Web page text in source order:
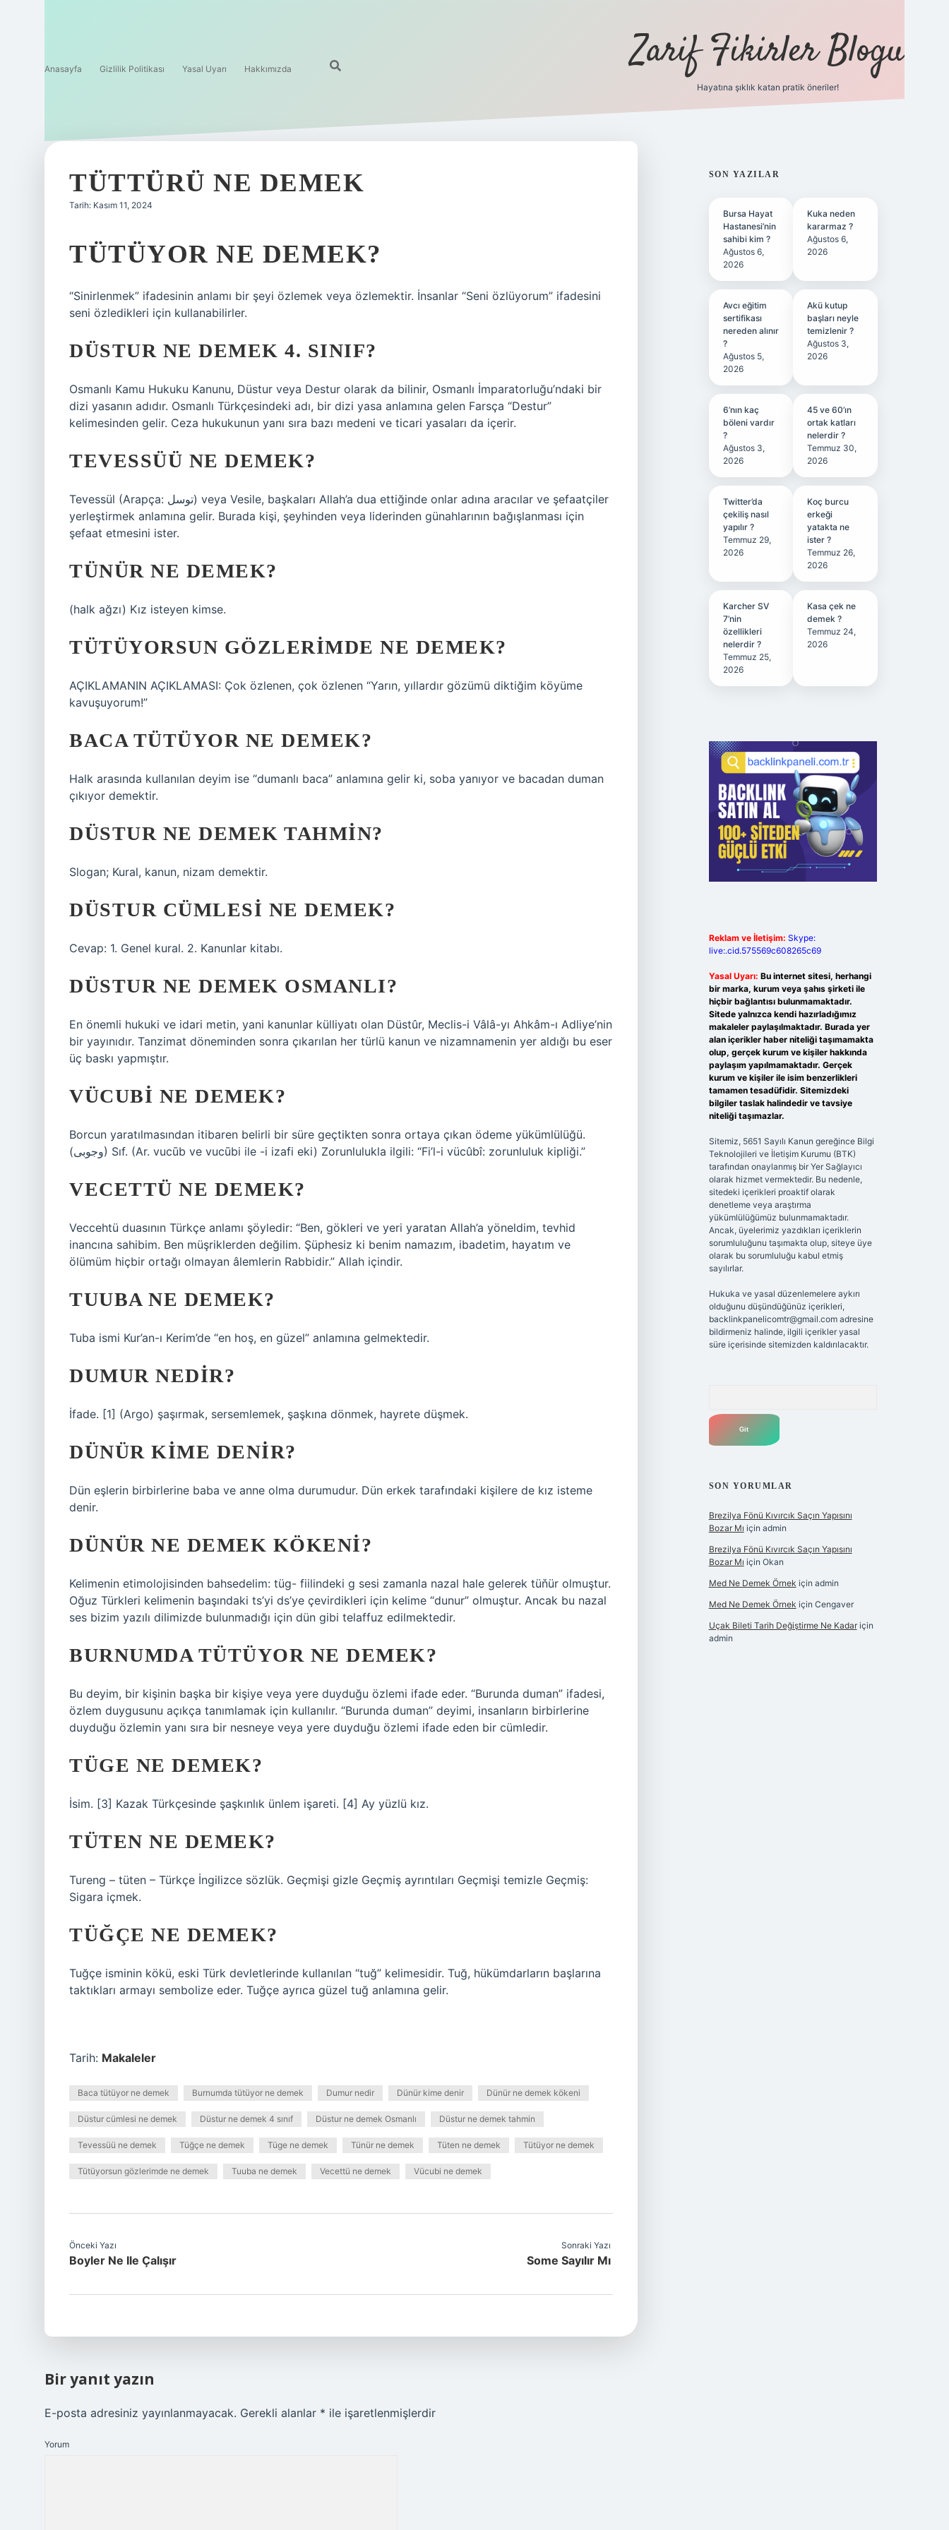
Anasayfa Gizlilik Politikası Yasal Uyarı Hakkımızda Zarif Fikirler Blogu
Hayatına şıklık katan pratik öneriler!
TÜTTÜRÜ NE DEMEK
Tarih: Kasım 11, 2024
TÜTÜYOR NE DEMEK?
“Sinirlenmek” ifadesinin anlamı bir şeyi özlemek veya özlemektir. İnsanlar “Seni özlüyorum” ifadesini
seni özledikleri için kullanabilirler.
DÜSTUR NE DEMEK 4. SINIF?
Osmanlı Kamu Hukuku Kanunu, Düstur veya Destur olarak da bilinir, Osmanlı İmparatorluğu’ndaki bir
dizi yasanın adıdır. Osmanlı Türkçesindeki adı, bir dizi yasa anlamına gelen Farsça “Destur”
kelimesinden gelir. Ceza hukukunun yanı sıra bazı medeni ve ticari yasaları da içerir.
TEVESSÜÜ NE DEMEK?
Tevessül (Arapça: توسل) veya Vesile, başkaları Allah’a dua ettiğinde onlar adına aracılar ve şefaatçiler
yerleştirmek anlamına gelir. Burada kişi, şeyhinden veya liderinden günahlarının bağışlanması için
şefaat etmesini ister.
TÜNÜR NE DEMEK?
(halk ağzı) Kız isteyen kimse.
TÜTÜYORSUN GÖZLERIMDE NE DEMEK?
AÇIKLAMANIN AÇIKLAMASI: Çok özlenen, çok özlenen “Yarın, yıllardır gözümü diktiğim köyüme
kavuşuyorum!”
BACA TÜTÜYOR NE DEMEK?
Halk arasında kullanılan deyim ise “dumanlı baca” anlamına gelir ki, soba yanıyor ve bacadan duman
çıkıyor demektir.
DÜSTUR NE DEMEK TAHMIN?
Slogan; Kural, kanun, nizam demektir.
DÜSTUR CÜMLESI NE DEMEK?
Cevap: 1. Genel kural. 2. Kanunlar kitabı.
DÜSTUR NE DEMEK OSMANLI?
En önemli hukuki ve idari metin, yani kanunlar külliyatı olan Düstûr, Meclis-i Vâlâ-yı Ahkâm-ı Adliye’nin
bir yayınıdır. Tanzimat döneminden sonra çıkarılan her türlü kanun ve nizamnamenin yer aldığı bu eser
üç baskı yapmıştır.
VÜCUBI NE DEMEK?
Borcun yaratılmasından itibaren belirli bir süre geçtikten sonra ortaya çıkan ödeme yükümlülüğü.
(ﻭﺟﻮﺑﻰ) Sıf. (Ar. vucūb ve vucūbі ile -і izafi eki) Zorunlulukla ilgili: “Fi’l-i vücûbî: zorunluluk kipliği.”
VECETTÜ NE DEMEK?
Veccehtü duasının Türkçe anlamı şöyledir: “Ben, gökleri ve yeri yaratan Allah’a yöneldim, tevhid
inancına sahibim. Ben müşriklerden değilim. Şüphesiz ki benim namazım, ibadetim, hayatım ve
ölümüm hiçbir ortağı olmayan âlemlerin Rabbidir.” Allah içindir.
TUUBA NE DEMEK?
Tuba ismi Kur’an-ı Kerim’de “en hoş, en güzel” anlamına gelmektedir.
DUMUR NEDIR?
İfade. [1] (Argo) şaşırmak, sersemlemek, şaşkına dönmek, hayrete düşmek.
DÜNÜR KIME DENIR?
Dün eşlerin birbirlerine baba ve anne olma durumudur. Dün erkek tarafındaki kişilere de kız isteme
denir.
DÜNÜR NE DEMEK KÖKENI?
Kelimenin etimolojisinden bahsedelim: tüg- fiilindeki g sesi zamanla nazal hale gelerek tüňür olmuştur.
Oğuz Türkleri kelimenin başındaki ts’yi ds’ye çevirdikleri için kelime “dunur” olmuştur. Ancak bu nazal
ses bizim yazılı dilimizde bulunmadığı için dün gibi telaffuz edilmektedir.
BURNUMDA TÜTÜYOR NE DEMEK?
Bu deyim, bir kişinin başka bir kişiye veya yere duyduğu özlemi ifade eder. “Burunda duman” ifadesi,
özlem duygusunu açıkça tanımlamak için kullanılır. “Burunda duman” deyimi, insanların birbirlerine
duyduğu özlemin yanı sıra bir nesneye veya yere duyduğu özlemi ifade eden bir cümledir.
TÜGE NE DEMEK?
İsim. [3] Kazak Türkçesinde şaşkınlık ünlem işareti. [4] Ay yüzlü kız.
TÜTEN NE DEMEK?
Tureng – tüten – Türkçe İngilizce sözlük. Geçmişi gizle Geçmiş ayrıntıları Geçmişi temizle Geçmiş:
Sigara içmek.
TÜĞÇE NE DEMEK?
Tuğçe isminin kökü, eski Türk devletlerinde kullanılan “tuğ” kelimesidir. Tuğ, hükümdarların başlarına
taktıkları armayı sembolize eder. Tuğçe ayrıca güzel tuğ anlamına gelir.
Tarih: Makaleler
Baca tütüyor ne demek Burnumda tütüyor ne demek Dumur nedir Dünür kime denir Dünür ne demek kökeni
Düstur cümlesi ne demek Düstur ne demek 4 sınıf Düstur ne demek Osmanlı Düstur ne demek tahmin
Tevessüü ne demek Tüğçe ne demek Tüge ne demek Tünür ne demek Tüten ne demek Tütüyor ne demek
Tütüyorsun gözlerimde ne demek Tuuba ne demek Vecettü ne demek Vücubi ne demek
Önceki Yazı
Boyler Ne Ile Çalışır
Sonraki Yazı
Some Sayılır Mı
Bir yanıt yazın
E-posta adresiniz yayınlanmayacak. Gerekli alanlar * ile işaretlenmişlerdir
Yorum
SIDEBAR
SON YAZILAR
Bursa Hayat
Hastanesi’nin
sahibi kim ?
Ağustos 6,
2026
Kuka neden
kararmaz ?
Ağustos 6,
2026
Avcı eğitim
sertifikası
nereden alınır
?
Ağustos 5,
2026
Akü kutup
başları neyle
temizlenir ?
Ağustos 3,
2026
6’nın kaç
böleni vardır
?
Ağustos 3,
2026
45 ve 60’ın
ortak katları
nelerdir ?
Temmuz 30,
2026
Twitter’da
çekiliş nasıl
yapılır ?
Temmuz 29,
2026
Koç burcu
erkeği
yatakta ne
ister ?
Temmuz 26,
2026
Karcher SV
7’nin
özellikleri
nelerdir ?
Temmuz 25,
2026
Kasa çek ne
demek ?
Temmuz 24,
2026
Reklam ve İletişim: Skype:
live:.cid.575569c608265c69
Yasal Uyarı: Bu internet sitesi, herhangi
bir marka, kurum veya şahıs şirketi ile
hiçbir bağlantısı bulunmamaktadır.
Sitede yalnızca kendi hazırladığımız
makaleler paylaşılmaktadır. Burada yer
alan içerikler haber niteliği taşımamakta
olup, gerçek kurum ve kişiler hakkında
paylaşım yapılmamaktadır. Gerçek
kurum ve kişiler ile isim benzerlikleri
tamamen tesadüfidir. Sitemizdeki
bilgiler taslak halindedir ve tavsiye
niteliği taşımazlar.
Sitemiz, 5651 Sayılı Kanun gereğince Bilgi
Teknolojileri ve İletişim Kurumu (BTK)
tarafından onaylanmış bir Yer Sağlayıcı
olarak hizmet vermektedir. Bu nedenle,
sitedeki içerikleri proaktif olarak
denetleme veya araştırma
yükümlülüğümüz bulunmamaktadır.
Ancak, üyelerimiz yazdıkları içeriklerin
sorumluluğunu taşımakta olup, siteye üye
olarak bu sorumluluğu kabul etmiş
sayılırlar.
Hukuka ve yasal düzenlemelere aykırı
olduğunu düşündüğünüz içerikleri,
backlinkpanelicomtr@gmail.comadresine
bildirmeniz halinde, ilgili içerikler yasal
süre içerisinde sitemizden kaldırılacaktır.
SON YORUMLAR
Brezilya Fönü Kıvırcık Saçın Yapısını
Bozar Mı için admin
Brezilya Fönü Kıvırcık Saçın Yapısını
Bozar Mı için Okan
Med Ne Demek Örnek için admin
Med Ne Demek Örnek için Cengaver
Uçak Bileti Tarih Değiştirme Ne Kadariçin
admin